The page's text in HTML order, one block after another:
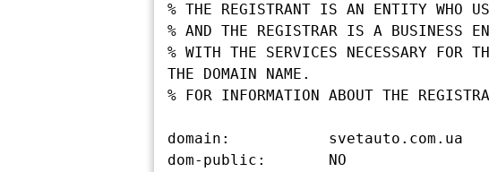
% THE REGISTRANT IS AN ENTITY WHO
% AND THE REGISTRAR IS A BUSINESS
% WITH THE SERVICES NECESSARY FOR
THE DOMAIN NAME.
% FOR INFORMATION ABOUT THE
domain:           svetauto.com.ua
dom-public:       NO